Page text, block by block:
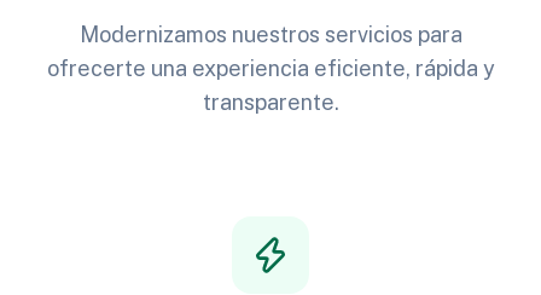
Modernizamos nuestros servicios para
ofrecerte una experiencia eficiente, rápida y
transparente.